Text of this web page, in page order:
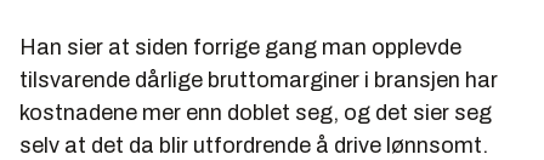
Han sier at siden forrige gang man opplevde
tilsvarende dårlige bruttomarginer i bransjen har
kostnadene mer enn doblet seg, og det sier seg
selv at det da blir utfordrende å drive lønnsomt.